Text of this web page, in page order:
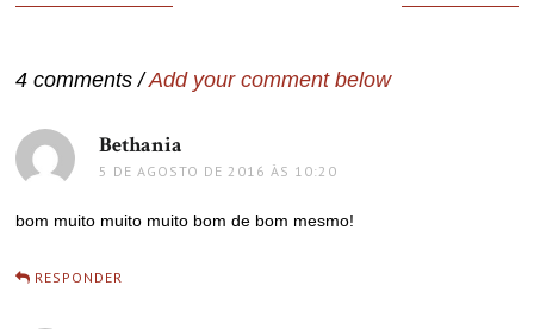
de
4 comments /Add your comment below
Bethania
5 DE AGOSTO DE 2016 ÀS 10:20
bom muito muito muito bom de bom mesmo!
RESPONDER